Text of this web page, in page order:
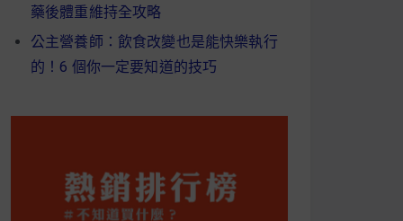
藥後體重維持全攻略
公主營養師：飲食改變也是能快樂執行
的！6 個你一定要知道的技巧